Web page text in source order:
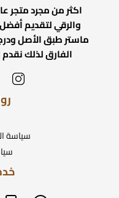
اكثر من مجرد متجر
والرقي لتقديم
ماستر طبق الأصل
الفارق لذلك
سياسة